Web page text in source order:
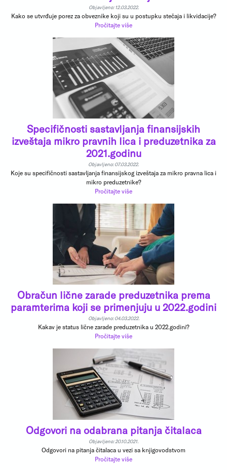
Objavljeno: 12.03.2022.
Kako se utvrđuje porez za obveznike koji su u postupku stečaja i likvidacije?
Pročitajte više
Specifičnosti sastavljanja finansijskih
izveštaja mikro pravnih lica i preduzetnika za
2021.godinu
Objavljeno: 07.03.2022.
Koje su specifičnosti sastavljanja finansijskog izveštaja za mikro pravna lica i
mikro preduzetnike?
Pročitajte više
Obračun lične zarade preduzetnika prema
paramterima koji se primenjuju u 2022.godini
Objavljeno: 04.03.2022.
Kakav je status lične zarade preduzetnika u 2022.godini?
Pročitajte više
Odgovori na odabrana pitanja čitalaca
Objavljeno: 20.10.2021.
Odgovori na pitanja čitalaca u vezi sa knjigovodstvom
Pročitajte više